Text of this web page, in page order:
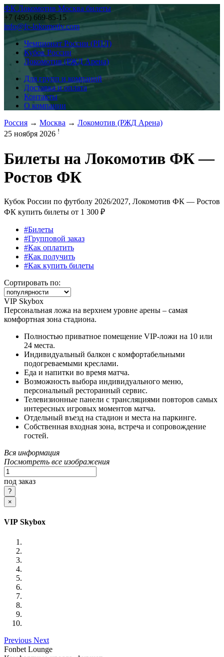
ФК Локомотив Москва билеты
+7 (495) 669-85-15
info@fc-lokomotiv.com
Чемпионат России (РПЛ)
Кубок России
Локомотив (РЖД Арена)
Для групп и компаний
Доставка и оплата
Контакты
О компании
Россия → Москва → Локомотив (РЖД Арена)
25 ноября 2026 !
Билеты на Локомотив ФК —
Ростов ФК
Кубок России по футболу 2026/2027, Локомотив ФК — Ростов
ФК купить билеты от 1 300 ₽
#Билеты
#Групповой заказ
#Как оплатить
#Как получить
#Как купить билеты
Сортировать по:
VIP Skybox
Персональная ложа на верхнем уровне арены – самая
комфортная зона стадиона.
Полностью приватное помещение VIP-ложи на 10 или
24 места.
Индивидуальный балкон с комфортабельными
подогреваемыми креслами.
Еда и напитки во время матча.
Возможность выбора индивидуального меню,
персональный ресторанный сервис.
Телевизионные панели с трансляциями повторов самых
интересных игровых моментов матча.
Отдельный въезд на стадион и места на паркинге.
Собственная входная зона, встреча и сопровождение
гостей.
Вся информация
Посмотреть все изображения
под заказ
×
VIP Skybox
Previous Next
Fonbet Lounge